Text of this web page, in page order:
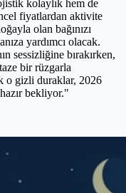
kolaylık hem de
fiyatlardan aktivite
olan bağınızı
yardımcı olacak.
sessizliğine bırakırken,
bir rüzgarla
o gizli duraklar, 2026
bekliyor."